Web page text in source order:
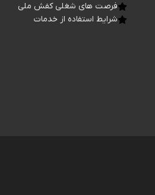
فرصت های شغلی کفش ملی
شرایط استفاده از خدمات